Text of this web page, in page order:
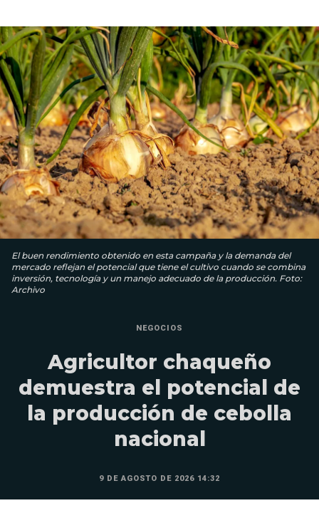
El buen rendimiento obtenido en esta campaña y la demanda del
mercado reflejan el potencial que tiene el cultivo cuando se combina
inversión, tecnología y un manejo adecuado de la producción. Foto:
Archivo
NEGOCIOS
Agricultor chaqueño
demuestra el potencial de
la producción de cebolla
nacional
9 DE AGOSTO DE 2026 14:32